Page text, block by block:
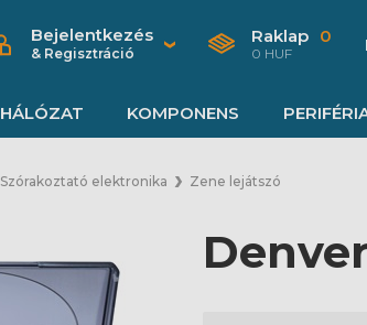
Bejelentkezés
& Regisztráció
Raklap 0
0 HUF
HÁLÓZAT KOMPONENS
Szórakoztató elektronika Zene lejátszó